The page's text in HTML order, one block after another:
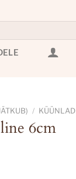
/ KÜÜNLAD
6cm